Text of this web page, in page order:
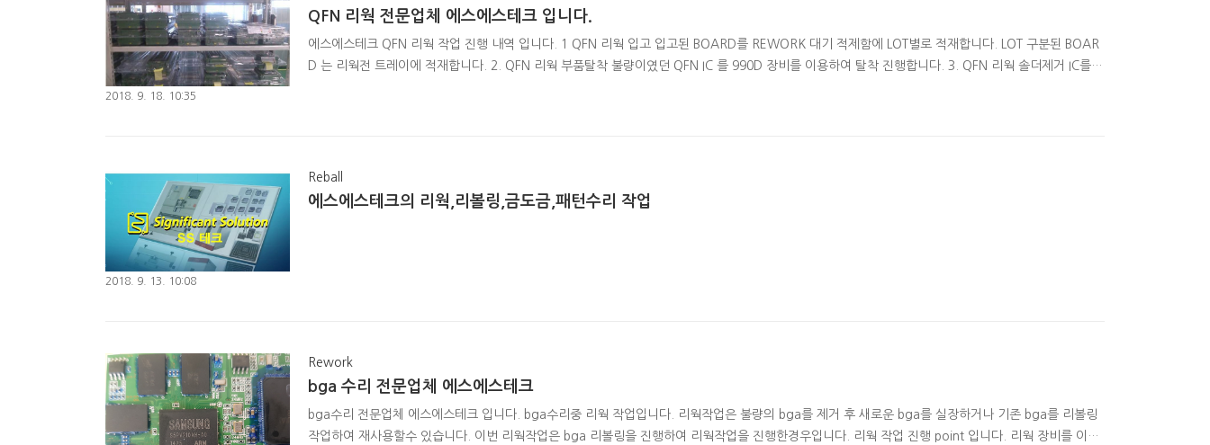
QFN 리웍 전문업체 에스에스테크 입니다.
에스에스테크 QFN 리웍 작업 진행 내역 입니다. 1 QFN 리웍 입고 입고된 BOARD를 REWORK 대기 적제함에 LOT별로 적재합니다. LOT 구분된 BOAR
D 는 리웍전 트레이에 적재합니다. 2. QFN 리웍 부품탈착 불량이였던 QFN IC 를 990D 장비를 이용하여 탈착 진행합니다. 3. QFN 리웍 솔더제거 IC를
2018. 9. 18. 10:35
Reball
에스에스테크의 리웍,리볼링,금도금,패턴수리 작업
2018. 9. 13. 10:08
Rework
bga 수리 전문업체 에스에스테크
bga수리 전문업체 에스에스테크 입니다. bga수리중 리웍 작업입니다. 리웍작업은 불량의 bga를 제거 후 새로운 bga를 실장하거나 기존 bga를 리볼링
작업하여 재사용할수 있습니다. 이번 리웍작업은 bga 리볼링을 진행하여 리웍작업을 진행한경우입니다. 리웍 작업 진행 point 입니다. 리웍 장비를 이용